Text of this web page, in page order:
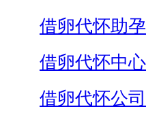
借卵代怀助孕
借卵代怀中心
借卵代怀公司